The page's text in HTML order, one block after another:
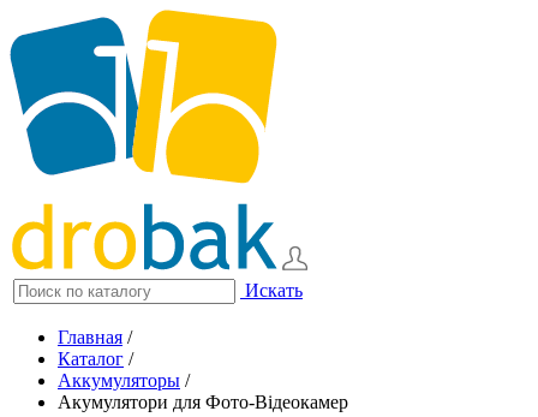
Искать
Главная /
Каталог /
Аккумуляторы /
Акумулятори для Фото-Відеокамер